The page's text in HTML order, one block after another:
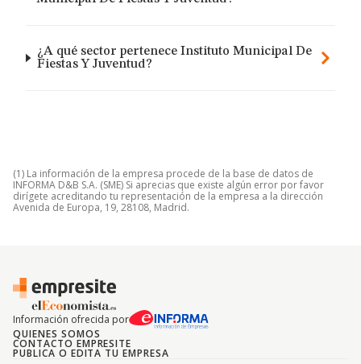
¿A qué sector pertenece Instituto Municipal De
Fiestas Y Juventud?
(1) La información de la empresa procede de la base de datos de
INFORMA D&B S.A. (SME) Si aprecias que existe algún error por favor
dirígete acreditando tu representación de la empresa a la dirección
Avenida de Europa, 19, 28108, Madrid.
Información ofrecida por
QUIENES SOMOS
CONTACTO EMPRESITE
PUBLICA O EDITA TU EMPRESA